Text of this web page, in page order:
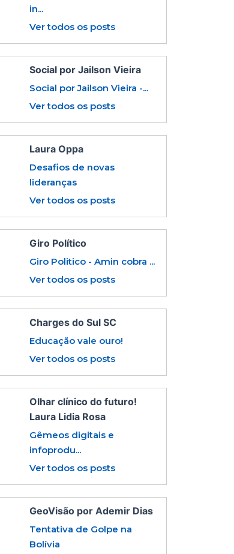
in...
Ver todos os posts
Social por Jailson Vieira
Social por Jailson Vieira -...
Ver todos os posts
Laura Oppa
Desafios de novas
lideranças
Ver todos os posts
Giro Político
Giro Politico - Amin cobra ...
Ver todos os posts
Charges do Sul SC
Educação vale ouro!
Ver todos os posts
Olhar clínico do futuro!
Laura Lidia Rosa
Gêmeos digitais e
infoprodu...
Ver todos os posts
GeoVisão por Ademir Dias
Tentativa de Golpe na
Bolívia